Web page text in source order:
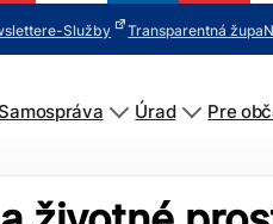
e-Služby Transparentná župa
Úrad Pre